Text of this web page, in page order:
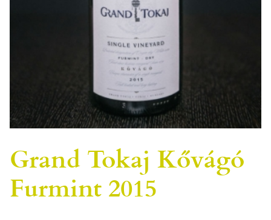
Grand Tokaj Kővágó
Furmint 2015